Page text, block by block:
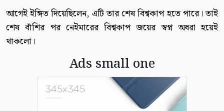
আগেই ইঙ্গিত দিয়েছিলেন, এটি তার শেষ বিশ্বকাপ হতে পারে। তাই
শেষ বাঁশির পর নেইমারের বিশ্বকাপ জয়ের স্বপ্ন অধরা হয়েই
থাকলো।
Ads small one